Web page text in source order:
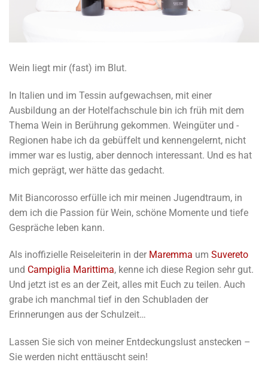
Wein liegt mir (fast) im Blut.
In Italien und im Tessin aufgewachsen, mit einer
Ausbildung an der Hotelfachschule bin ich früh mit dem
Thema Wein in Berührung gekommen. Weingüter und -
Regionen habe ich da gebüffelt und kennengelernt, nicht
immer war es lustig, aber dennoch interessant. Und es hat
mich geprägt, wer hätte das gedacht.
Mit Biancorosso erfülle ich mir meinen Jugendtraum, in
dem ich die Passion für Wein, schöne Momente und tiefe
Gespräche leben kann.
Als inoffizielle Reiseleiterin in der Maremma um Suvereto
und Campiglia Marittima, kenne ich diese Region sehr gut.
Und jetzt ist es an der Zeit, alles mit Euch zu teilen. Auch
grabe ich manchmal tief in den Schubladen der
Erinnerungen aus der Schulzeit…
Lassen Sie sich von meiner Entdeckungslust anstecken –
Sie werden nicht enttäuscht sein!